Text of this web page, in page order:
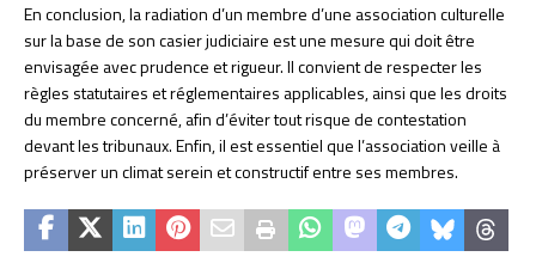
En conclusion, la radiation d’un membre d’une association culturelle
sur la base de son casier judiciaire est une mesure qui doit être
envisagée avec prudence et rigueur. Il convient de respecter les
règles statutaires et réglementaires applicables, ainsi que les droits
du membre concerné, afin d’éviter tout risque de contestation
devant les tribunaux. Enfin, il est essentiel que l’association veille à
préserver un climat serein et constructif entre ses membres.